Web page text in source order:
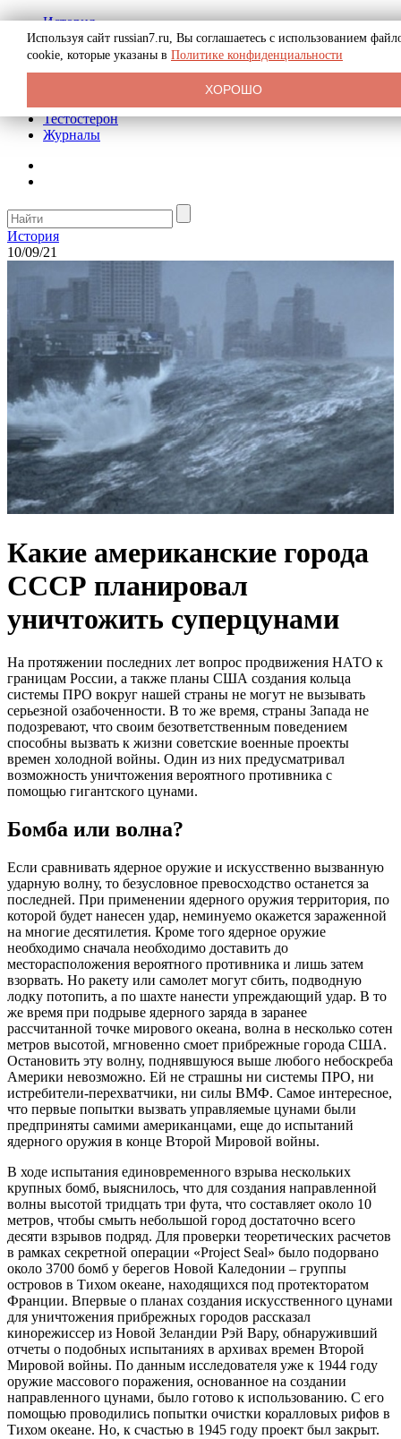
История
Биография
Криминал
Реклама на сайте
Тестостерон
Журналы
История
10/09/21
Какие американские города
СССР планировал
уничтожить суперцунами
На протяжении последних лет вопрос продвижения НАТО к
границам России, а также планы США создания кольца
системы ПРО вокруг нашей страны не могут не вызывать
серьезной озабоченности. В то же время, страны Запада не
подозревают, что своим безответственным поведением
способны вызвать к жизни советские военные проекты
времен холодной войны. Один из них предусматривал
возможность уничтожения вероятного противника с
помощью гигантского цунами.
Бомба или волна?
Если сравнивать ядерное оружие и искусственно вызванную
ударную волну, то безусловное превосходство останется за
последней. При применении ядерного оружия территория, по
которой будет нанесен удар, неминуемо окажется зараженной
на многие десятилетия. Кроме того ядерное оружие
необходимо сначала необходимо доставить до
месторасположения вероятного противника и лишь затем
взорвать. Но ракету или самолет могут сбить, подводную
лодку потопить, а по шахте нанести упреждающий удар. В то
же время при подрыве ядерного заряда в заранее
рассчитанной точке мирового океана, волна в несколько сотен
метров высотой, мгновенно смоет прибрежные города США.
Остановить эту волну, поднявшуюся выше любого небоскреба
Америки невозможно. Ей не страшны ни системы ПРО, ни
истребители-перехватчики, ни силы ВМФ. Самое интересное,
что первые попытки вызвать управляемые цунами были
предприняты самими американцами, еще до испытаний
ядерного оружия в конце Второй Мировой войны.
В ходе испытания единовременного взрыва нескольких
крупных бомб, выяснилось, что для создания направленной
волны высотой тридцать три фута, что составляет около 10
метров, чтобы смыть небольшой город достаточно всего
десяти взрывов подряд. Для проверки теоретических расчетов
в рамках секретной операции «Project Seal» было подорвано
около 3700 бомб у берегов Новой Каледонии – группы
островов в Тихом океане, находящихся под протекторатом
Франции. Впервые о планах создания искусственного цунами
для уничтожения прибрежных городов рассказал
кинорежиссер из Новой Зеландии Рэй Вару, обнаруживший
отчеты о подобных испытаниях в архивах времен Второй
Мировой войны. По данным исследователя уже к 1944 году
оружие массового поражения, основанное на создании
направленного цунами, было готово к использованию. С его
помощью проводились попытки очистки коралловых рифов в
Тихом океане. Но, к счастью в 1945 году проект был закрыт.
Используя сайт russian7.ru, Вы соглашаетесь с использованием
cookie, которые указаны в Политике конфиденциальности
ХОРОШО